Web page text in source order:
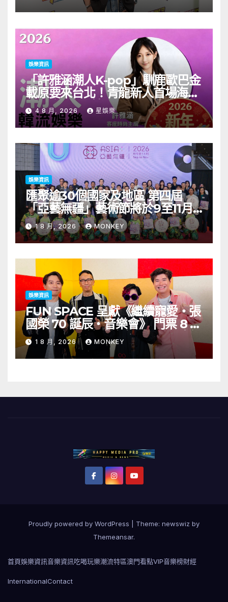
娛樂資訊
「許雅涵潮人K-pop」馴鹿歐巴金
載原要來台北！青龍新人首場海外
見面會8/9開搶
4 8 月, 2026 星娛樂
娛樂資訊
匯聚逾30個國家及地區 第四屆
「亞藝無疆」藝術節將於9至11月
舉行 開幕節目《三角演義》音樂會
演出陣容包括王雙駿夥拍恭碩良 聯
同來自蒙古的Uuhai、韓國的
KARDI和泰國的KIKI震懾舞台
1 8 月, 2026 MONKEY
娛樂資訊
FUN SPACE 呈獻《繼續寵愛・張
國榮 70 誕辰・音樂會》 門票 8 月
1 日至 10 日於「健康．旦」優先訂
購
1 8 月, 2026 MONKEY
Proudly powered by WordPress
Theme: newswiz by
Themeansar.
首頁娛樂資訊音樂資訊吃喝玩樂潮流特區澳門看點VIP音樂榜財經
InternationalContact